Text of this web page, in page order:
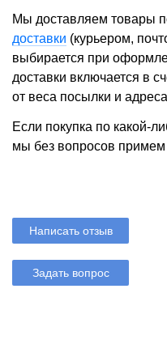
Мы доставляем товары
доставки (курьером,
выбирается при
доставки включается в
от веса посылки и
Если покупка по какой-
мы без вопросов примем
Написать отзыв
Задать вопрос